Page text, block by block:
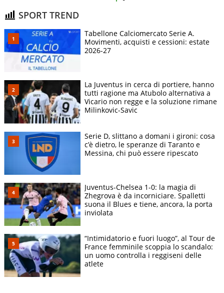
SPORT TREND
Tabellone Calciomercato Serie A.
Movimenti, acquisti e cessioni: estate
2026-27
La Juventus in cerca di portiere, hanno
tutti ragione ma Atubolo alternativa a
Vicario non regge e la soluzione rimane
Milinkovic-Savic
Serie D, slittano a domani i gironi: cosa
c’è dietro, le speranze di Taranto e
Messina, chi può essere ripescato
Juventus-Chelsea 1-0: la magia di
Zhegrova è da incorniciare. Spalletti
suona il Blues e tiene, ancora, la porta
inviolata
“Intimidatorio e fuori luogo”, al Tour de
France femminile scoppia lo scandalo:
un uomo controlla i reggiseni delle
atlete